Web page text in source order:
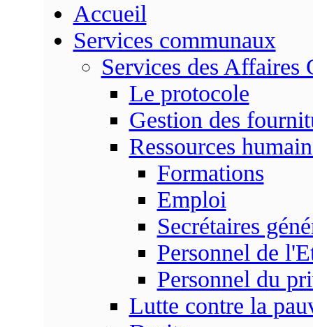
Accueil
Services communaux
Services des Affaires
Le protocole
Gestion des
Ressources
Formations
Emploi
Secrétaires
Personnel de
Personnel du
Lutte contre la